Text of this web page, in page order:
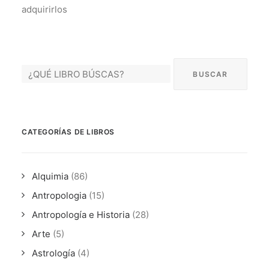
adquirirlos
CATEGORÍAS DE LIBROS
Alquimia (86)
Antropologia (15)
Antropología e Historia (28)
Arte (5)
Astrología (4)